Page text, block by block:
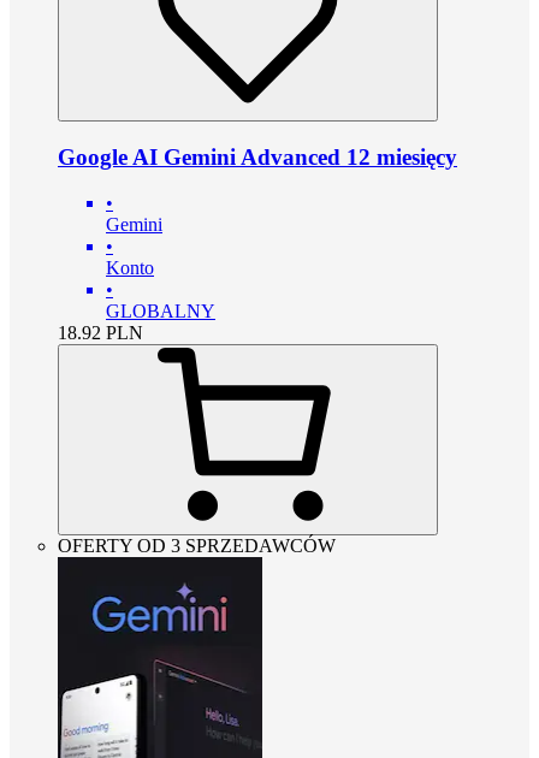
Google AI Gemini Advanced 12 miesięcy
•
Gemini
•
Konto
•
GLOBALNY
18.92 PLN
OFERTY OD 3 SPRZEDAWCÓW